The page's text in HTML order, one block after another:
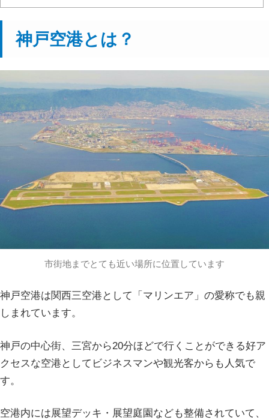
神戸空港とは？
市街地までとても近い場所に位置しています
神戸空港は関西三空港として「マリンエア」の愛称でも親
しまれています。
神戸の中心街、三宮から20分ほどで行くことができる好ア
クセスな空港としてビジネスマンや観光客からも人気で
す。
空港内には展望デッキ・展望庭園なども整備されていて、